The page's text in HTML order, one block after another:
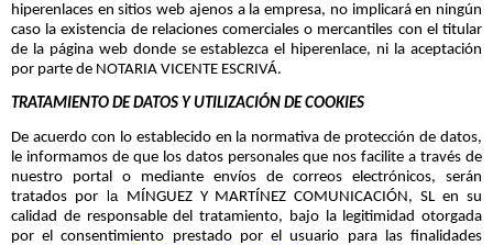
hiperenlaces en sitios web ajenos a la empresa, no implicará en ningún
caso la existencia de relaciones comerciales o mercantiles con el titular
de la página web donde se establezca el hiperenlace, ni la aceptación
por parte de NOTARIA VICENTE ESCRIVÁ.
TRATAMIENTO DE DATOS Y UTILIZACIÓN DE COOKIES
De acuerdo con lo establecido en la normativa de protección de datos,
le informamos de que los datos personales que nos facilite a través de
nuestro portal o mediante envíos de correos electrónicos, serán
tratados porla MÍNGUEZ Y MARTÍNEZ COMUNICACIÓN, SL en su
calidad de responsable del tratamiento, bajo la legitimidad otorgada
por el consentimiento prestado por el usuario para las finalidades